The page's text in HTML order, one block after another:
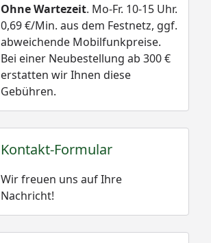
Ohne Wartezeit. Mo-Fr. 10-15 Uhr.
0,69 €/Min. aus dem Festnetz, ggf.
abweichende Mobilfunkpreise.
Bei einer Neubestellung ab 300 €
erstatten wir Ihnen diese
Gebühren.
Kontakt-Formular
Wir freuen uns auf Ihre
Nachricht!